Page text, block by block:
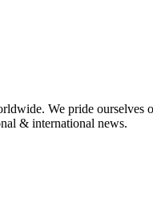
We pride ourselves
& international news.